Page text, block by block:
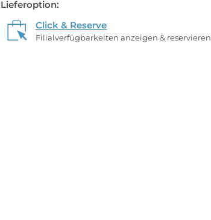
Lieferoption:
Click & Reserve
Filialverfügbarkeiten anzeigen & reservieren